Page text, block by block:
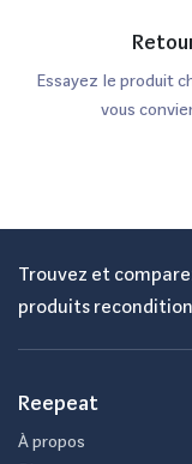
Essayez le produit
vous
Trouvez et
produits
Reepeat
À propos